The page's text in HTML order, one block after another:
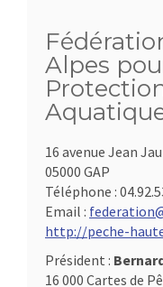
Alpes
16 avenue Jean
05000 GAP
Téléphone :
Email :
http://peche-
Président :
16 000 Cartes de